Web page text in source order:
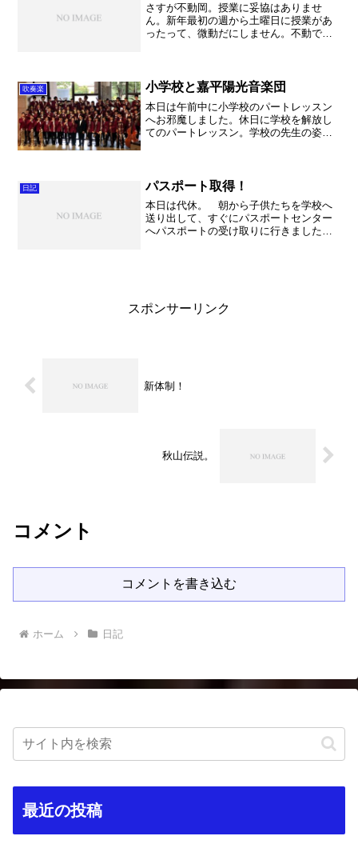
さすが不動岡。授業に妥協はありませ
ん。新年最初の週から土曜日に授業があ
ったって、微動だにしません。不動で
なめだったので良かったです...
吹奏楽 小学校と嘉平陽光音楽団
本日は午前中に小学校のパートレッスン
へお邪魔しました。休日に学校を解放し
てのパートレッスン。学校の先生の姿は
を責任者の劉先生に伝えま...
日記 パスポート取得！
本日は代休。 朝から子供たちを学校へ
送り出して、すぐにパスポートセンター
へパスポートの受け取りに行きました！
スポンサーリンク
新体制！
秋山伝説。
コメント
コメントを書き込む
ホーム 日記
最近の投稿